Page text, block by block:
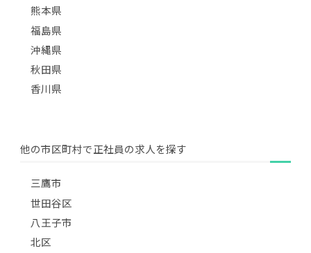
熊本県
福島県
沖縄県
秋田県
香川県
他の市区町村で正社員の求人を探す
三鷹市
世田谷区
八王子市
北区